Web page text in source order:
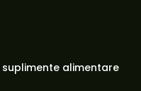
alimentare